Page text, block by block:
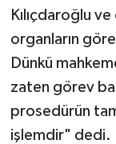
Kılıçdaroğlu
organların
Dünkü
zaten görev
prosedürün
işlemdir" dedi.